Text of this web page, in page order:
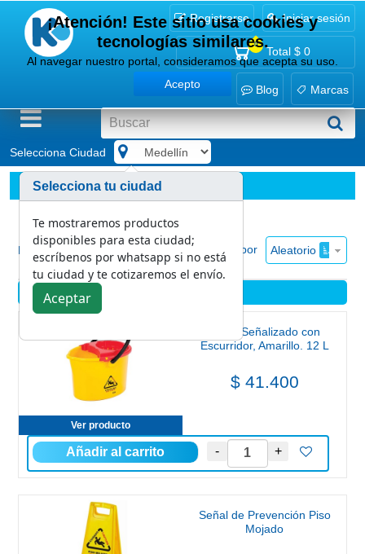
Registrarse Iniciar sesión
0
Total $ 0
Blog Marcas
Selecciona Ciudad
Bioseguridad Señalización
Mostrar Ordenar por Aleatorio
Señalización
Ver producto
Balde Señalizado con
Escurridor, Amarillo. 12 L
$ 41.400
Señal de Prevención Piso
Mojado
¡Atención! Este sitio usa cookies y
tecnologías similares.
Al navegar nuestro portal, consideramos que acepta su uso.
Acepto
Selecciona tu ciudad
Te mostraremos productos
disponibles para esta ciudad;
escríbenos por whatsapp si no está
tu ciudad y te cotizaremos el envío.
Aceptar